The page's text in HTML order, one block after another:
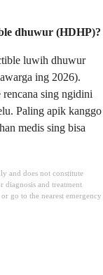
dhuwur (HDHP)?
luwih dhuwur
ing 2026).
sing ngidini
Paling apik kanggo
medis sing bisa
and does not constitute
diagnosis and treatment
go to the nearest emergency